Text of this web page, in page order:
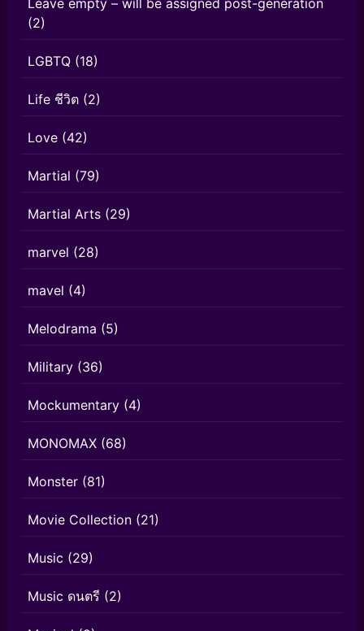
Leave empty – will be assigned post-generation
(2)
LGBTQ (18)
Life ชีวิต (2)
Love (42)
Martial (79)
Martial Arts (29)
marvel (28)
mavel (4)
Melodrama (5)
Military (36)
Mockumentary (4)
MONOMAX (68)
Monster (81)
Movie Collection (21)
Music (29)
Music ดนตรี (2)